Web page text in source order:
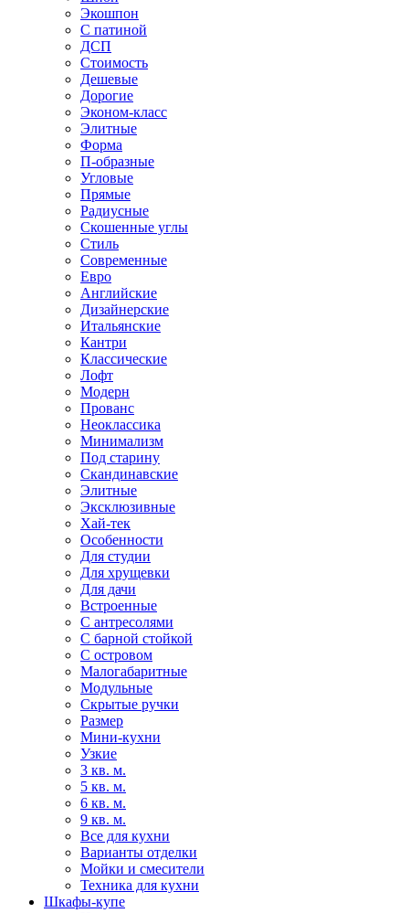
Экошпон
С патиной
ДСП
Стоимость
Дешевые
Дорогие
Эконом-класс
Элитные
Форма
П-образные
Угловые
Прямые
Радиусные
Скошенные углы
Стиль
Современные
Евро
Английские
Дизайнерские
Итальянские
Кантри
Классические
Лофт
Модерн
Прованс
Неоклассика
Минимализм
Под старину
Скандинавские
Элитные
Эксклюзивные
Хай-тек
Особенности
Для студии
Для хрущевки
Для дачи
Встроенные
С антресолями
С барной стойкой
С островом
Малогабаритные
Модульные
Скрытые ручки
Размер
Мини-кухни
Узкие
3 кв. м.
5 кв. м.
6 кв. м.
9 кв. м.
Все для кухни
Варианты отделки
Мойки и смесители
Техника для кухни
Шкафы-купе